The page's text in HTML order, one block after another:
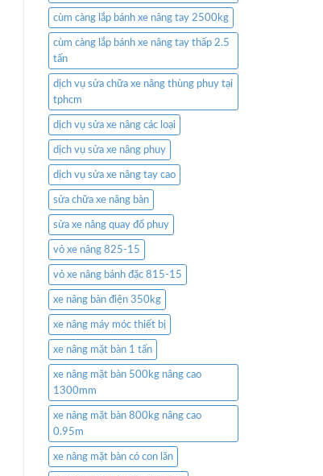
cùm càng lắp bánh xe nâng tay 2500kg
cùm càng lắp bánh xe nâng tay thấp 2.5
tấn
dịch vụ sửa chữa xe nâng thùng phuy tại
tphcm
dịch vụ sửa xe nâng các loại
dịch vụ sửa xe nâng phuy
dịch vụ sửa xe nâng tay cao
sửa chữa xe nâng bàn
sửa xe nâng quay đổ phuy
vỏ xe nâng 825-15
vỏ xe nâng bánh đặc 815-15
xe nâng bàn điện 350kg
xe nâng máy móc thiết bị
xe nâng mặt bàn 1 tấn
xe nâng mặt bàn 500kg nâng cao
1300mm
xe nâng mặt bàn 800kg nâng cao
0.95m
xe nâng mặt bàn có con lăn